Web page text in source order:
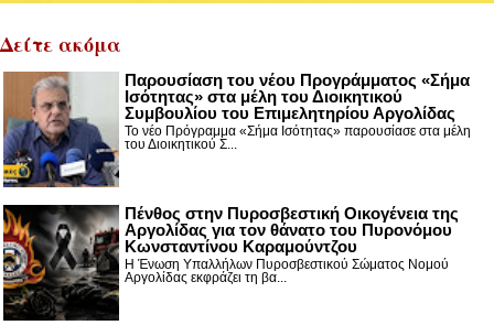
Δείτε ακόμα
Παρουσίαση του νέου Προγράμματος «Σήμα
Ισότητας» στα μέλη του Διοικητικού
Συμβουλίου του Επιμελητηρίου Αργολίδας
Το νέο Πρόγραμμα «Σήμα Ισότητας» παρουσίασε στα μέλη
του Διοικητικού Σ...
Πένθος στην Πυροσβεστική Οικογένεια της
Αργολίδας για τον θάνατο του Πυρονόμου
Κωνσταντίνου Καραμούντζου
Η Ένωση Υπαλλήλων Πυροσβεστικού Σώματος Νομού
Αργολίδας εκφράζει τη βα...